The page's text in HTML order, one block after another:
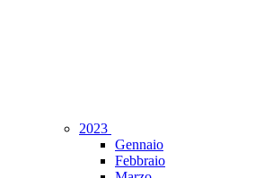
2023
Gennaio
Febbraio